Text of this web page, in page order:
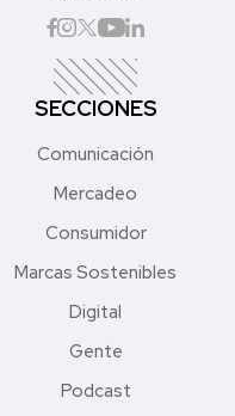
SECCIONES
Comunicación
Mercadeo
Consumidor
Marcas Sostenibles
Digital
Gente
Podcast